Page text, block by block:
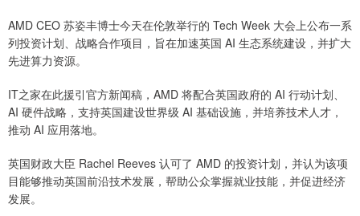
AMD CEO 苏姿丰博士今天在伦敦举行的 Tech Week 大会上公布一系
列投资计划、战略合作项目，旨在加速英国 AI 生态系统建设，并扩大
先进算力资源。
IT之家在此援引官方新闻稿，AMD 将配合英国政府的 AI 行动计划、
AI 硬件战略，支持英国建设世界级 AI 基础设施，并培养技术人才，
推动 AI 应用落地。
英国财政大臣 Rachel Reeves 认可了 AMD 的投资计划，并认为该项
目能够推动英国前沿技术发展，帮助公众掌握就业技能，并促进经济
发展。